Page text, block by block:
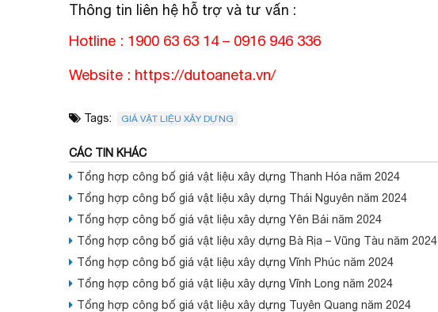
Thông tin liên hệ hỗ trợ và tư vấn :
Hotline : 1900 63 63 14 – 0916 946 336
Website : https://dutoaneta.vn/
Tags: GIÁ VẬT LIỆU XÂY DỰNG
CÁC TIN KHÁC
Tổng hợp công bố giá vật liệu xây dựng Thanh Hóa năm 2024
Tổng hợp công bố giá vật liệu xây dựng Thái Nguyên năm 2024
Tổng hợp công bố giá vật liệu xây dựng Yên Bái năm 2024
Tổng hợp công bố giá vật liệu xây dựng Bà Rịa – Vũng Tàu năm 2024
Tổng hợp công bố giá vật liệu xây dựng Vĩnh Phúc năm 2024
Tổng hợp công bố giá vật liệu xây dựng Vĩnh Long năm 2024
Tổng hợp công bố giá vật liệu xây dựng Tuyên Quang năm 2024